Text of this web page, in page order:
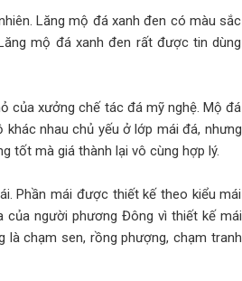
Lăng mộ đá xanh đen có màu sắc
mộ đá xanh đen rất được tin dùng
của xưởng chế tác đá mỹ nghệ. Mộ đá
nhau chủ yếu ở lớp mái đá, nhưng
tốt mà giá thành lại vô cùng hợp lý.
Phần mái được thiết kế theo kiểu mái
của người phương Đông vì thiết kế mái
là chạm sen, rồng phượng, chạm tranh